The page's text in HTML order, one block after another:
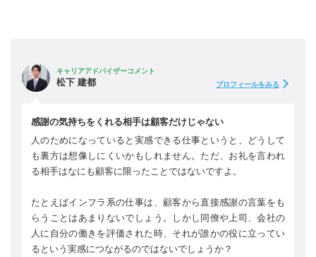
キャリアアドバイザーコメント
松下 建都 プロフィールをみる
感謝の気持ちをくれる相手は顧客だけじゃない
人のためになっていると実感できる仕事というと、どうして
も裏方は想像しにくいかもしれません。ただ、お礼を言われ
る相手はなにも顧客に限ったことではないですよ。
たとえばインフラ系の仕事は、顧客から直接感謝の言葉をも
らうことはあまりないでしょう。しかし同僚や上司、会社の
人に自分の働きを評価された時、それが誰かの役に立ってい
るという実感につながるのではないでしょうか？